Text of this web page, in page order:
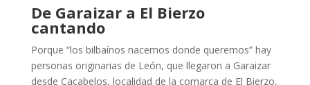
De Garaizar a El Bierzo
cantando
Porque “los bilbaínos nacemos donde queremos” hay
personas originarias de León, que llegaron a Garaizar
desde Cacabelos, localidad de la comarca de El Bierzo,